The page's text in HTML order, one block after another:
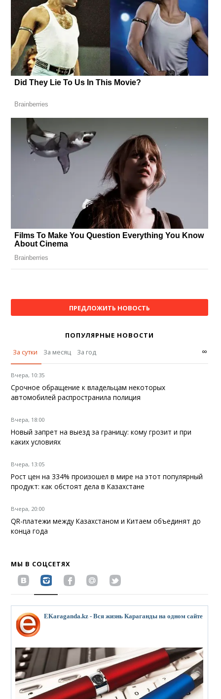
ПРЕДЛОЖИТЬ НОВОСТЬ
ПОПУЛЯРНЫЕ НОВОСТИ
За сутки
За месяц За год ∞
Вчера, 10:35
Срочное обращение к владельцам некоторых
автомобилей распространила полиция
Вчера, 18:00
Новый запрет на выезд за границу: кому грозит и при
каких условиях
Вчера, 13:05
Рост цен на 334% произошел в мире на этот популярный
продукт: как обстоят дела в Казахстане
Вчера, 20:00
QR-платежи между Казахстаном и Китаем объединят до
конца года
МЫ В СОЦСЕТЯХ
EKaraganda.kz - Вся жизнь Караганды на одном сайте